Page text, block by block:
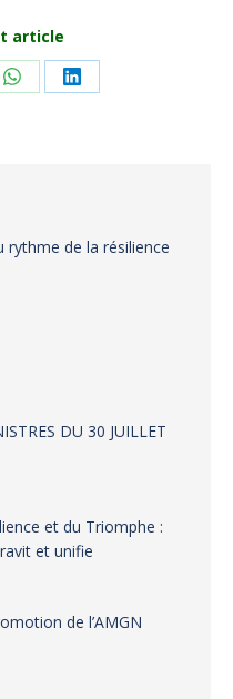
article
Share Share
rythme de la résilience
DU 30 JUILLET
et du Triomphe :
et unifie
de l’AMGN